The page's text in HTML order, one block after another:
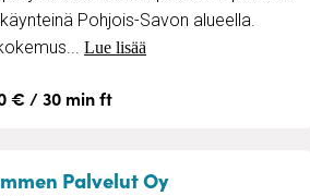
Pohjois-Savon alueella.
Lue lisää
€ / 30 min ft
Palvelut Oy– Pitopalvelu